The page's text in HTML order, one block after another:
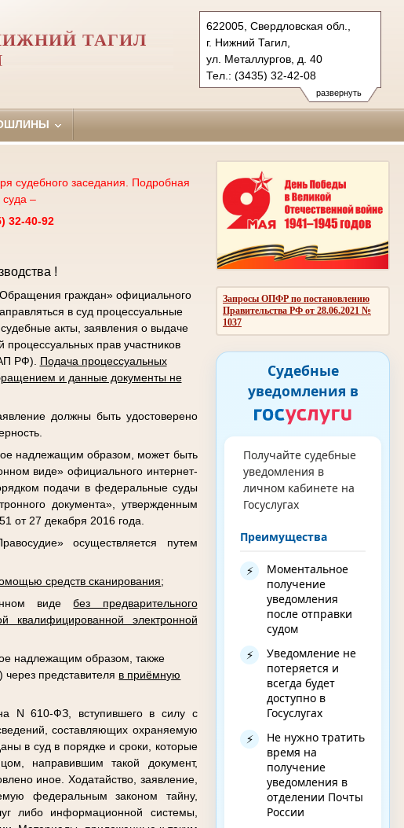
развернуть
622005, Свердловская обл.,
г. Нижний Тагил,
ул. Металлургов, д. 40
Тел.: (3435) 32-42-08
tagilstroevsky.svd@sudrf.ru
ТАГИЛ
Запросы ОПФР по постановлению
Правительства РФ от 28.06.2021 №
1037
Судебные
уведомления в
Получайте судебные
уведомления в
личном кабинете на
Госуслугах
Преимущества
⚡
Моментальное
получение
уведомления
после отправки
судом
⚡
Уведомление не
потеряется и
всегда будет
доступно в
Госуслугах
⚡
Не нужно тратить
время на
получение
уведомления в
отделении Почты
России
судебного заседания. Подробная
–
32-40-92
!
граждан» официального
в суд процессуальные
акты, заявления о выдаче
прав участников
РФ). Подача процессуальных
и данные документы не
должны быть удостоверено
надлежащим образом, может быть
виде» официального интернет-
подачи в федеральные суды
документа», утвержденным
от 27 декабря 2016 года.
осуществляется путем
средств сканирования;
видебез предварительного
электронной
надлежащим образом, также
представителя в приёмную
N 610-ФЗ, вступившего в силу с
составляющих охраняемую
в суд в порядке и сроки, которые
направившим такой документ,
иное. Ходатайство, заявление,
федеральным законом тайну,
либо информационной системы,